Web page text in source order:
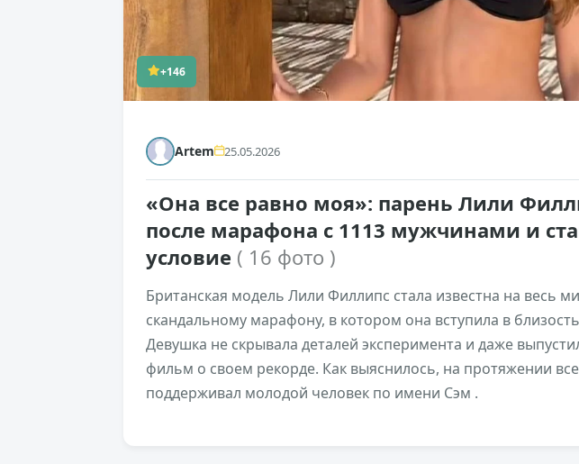
+146
Artem 25.05.2026
«Она все равно моя»: парень Лили
после марафона с 1113 мужчинами и
условие ( 16 фото )
Британская модель Лили Филлипс стала известна на весь
скандальному марафону, в котором она вступила в
Девушка не скрывала деталей эксперимента и даже
фильм о своем рекорде. Как выяснилось, на протяжении
поддерживал молодой человек по имени Сэм .